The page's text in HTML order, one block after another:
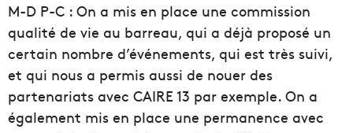
M-D P-C : On a mis en place une commission
qualité de vie au barreau, qui a déjà proposé un
certain nombre d’événements, qui est très suivi,
et qui nous a permis aussi de nouer des
partenariats avec CAIRE 13 par exemple. On a
également mis en place une permanence avec